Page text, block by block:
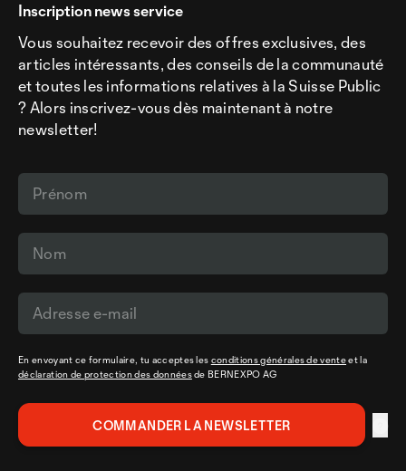
Inscription news service
Vous souhaitez recevoir des offres exclusives, des
articles intéressants, des conseils de la communauté
et toutes les informations relatives à la Suisse Public
? Alors inscrivez-vous dès maintenant à notre
newsletter!
En envoyant ce formulaire, tu acceptes les conditions générales de venteet la
déclaration de protection des donnéesde BERNEXPO AG